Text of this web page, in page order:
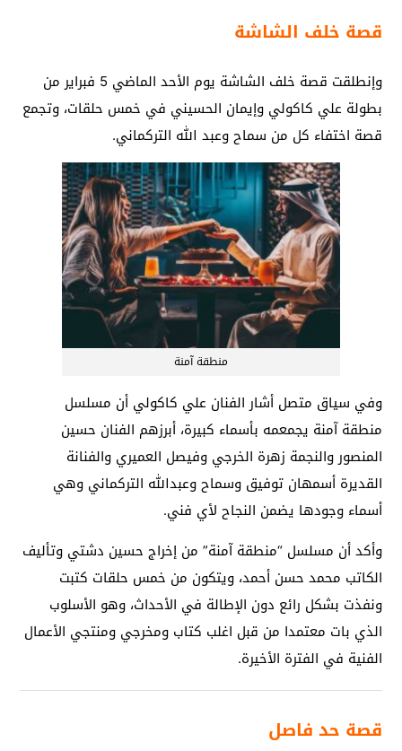
قصة خلف الشاشة
وإنطلقت قصة خلف الشاشة يوم الأحد الماضي 5 فبراير من
بطولة علي كاكولي وإيمان الحسيني في خمس حلقات، وتجمع
قصة اختفاء كل من سماح وعبد الله التركماني.
منطقة آمنة
وفي سياق متصل أشار الفنان علي كاكولي أن مسلسل
منطقة آمنة يجمعمه بأسماء كبيرة، أبرزهم الفنان حسين
المنصور والنجمة زهرة الخرجي وفيصل العميري والفنانة
القديرة أسمهان توفيق وسماح وعبدالله التركماني وهي
أسماء وجودها يضمن النجاح لأي فني.
وأكد أن مسلسل “منطقة آمنة” من إخراج حسين دشتي وتأليف
الكاتب محمد حسن أحمد، ويتكون من خمس حلقات كتبت
ونفذت بشكل رائع دون الإطالة في الأحداث، وهو الأسلوب
الذي بات معتمدا من قبل اغلب كتاب ومخرجي ومنتجي الأعمال
الفنية في الفترة الأخيرة.
قصة حد فاصل